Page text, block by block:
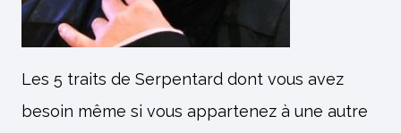
Les 5 traits de Serpentard dont vous avez
besoin même si vous appartenez à une autre